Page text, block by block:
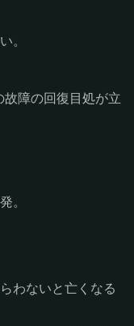
。
障の回復目処が立
。
わないと亡くなる